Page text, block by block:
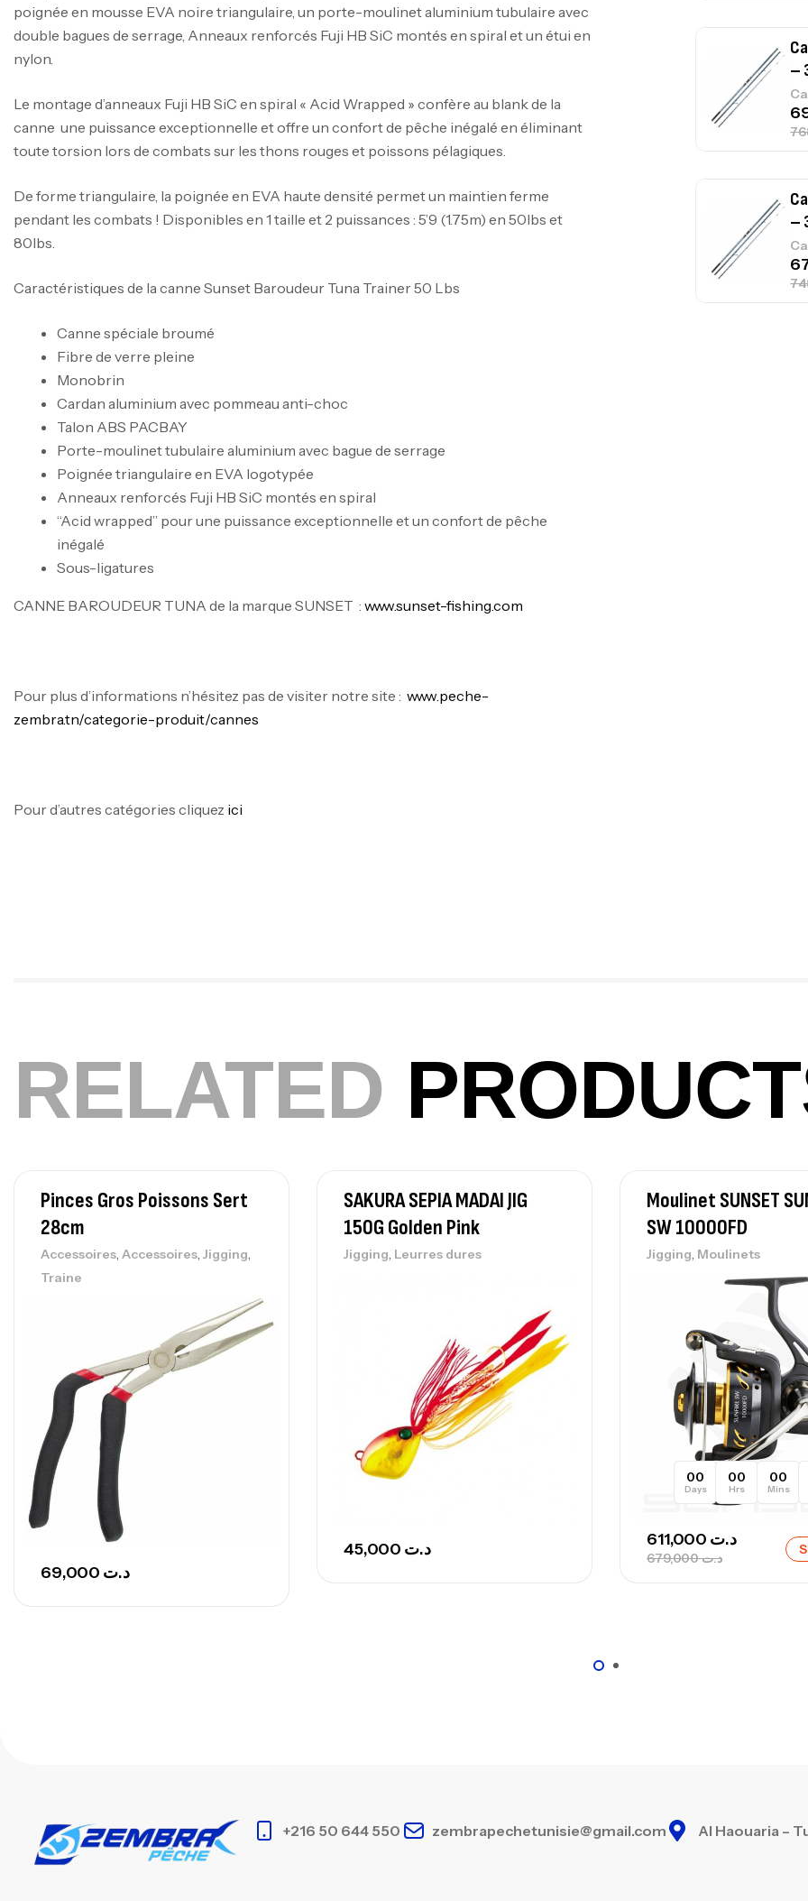
poignée en mousse EVA noire triangulaire, un porte-moulinet aluminium tubulaire avec
double bagues de serrage, Anneaux renforcés Fuji HB SiC montés en spiral et un étui en
nylon.
Le montage d’anneaux Fuji HB SiC en spiral « Acid Wrapped » confère au blank de la
canne une puissance exceptionnelle et offre un confort de pêche inégalé en éliminant
toute torsion lors de combats sur les thons rouges et poissons pélagiques.
De forme triangulaire, la poignée en EVA haute densité permet un maintien ferme
pendant les combats ! Disponibles en 1 taille et 2 puissances : 5’9 (1.75m) en 50lbs et
80lbs.
Caractéristiques de la canne Sunset Baroudeur Tuna Trainer 50 Lbs
Canne spéciale broumé
Fibre de verre pleine
Monobrin
Cardan aluminium avec pommeau anti-choc
Talon ABS PACBAY
Porte-moulinet tubulaire aluminium avec bague de serrage
Poignée triangulaire en EVA logotypée
Anneaux renforcés Fuji HB SiC montés en spiral
“Acid wrapped” pour une puissance exceptionnelle et un confort de pêche
inégalé
Sous-ligatures
CANNE BAROUDEUR TUNA de la marque SUNSET : www.sunset-fishing.com
Pour plus d’informations n’hésitez pas de visiter notre site : www.peche-
zembra.tn/categorie-produit/cannes
Pour d’autres catégories cliquez ici
–
RELATED
Pinces Gros Poissons Sert
28cm
Accessoires, Accessoires, Jigging,
Traine
د.ت
SAKURA SEPIA MADAI JIG
150G Golden Pink
Jigging, Leurres dures
د.ت
Moulinet SUNSET
SW 10000FD
Jigging, Moulinets
00
Days
00
Hrs
00
Mins
د.ت679,000
د.ت
+216 50 644 550 zembrapechetunisie@gmail.com Al Haouaria –